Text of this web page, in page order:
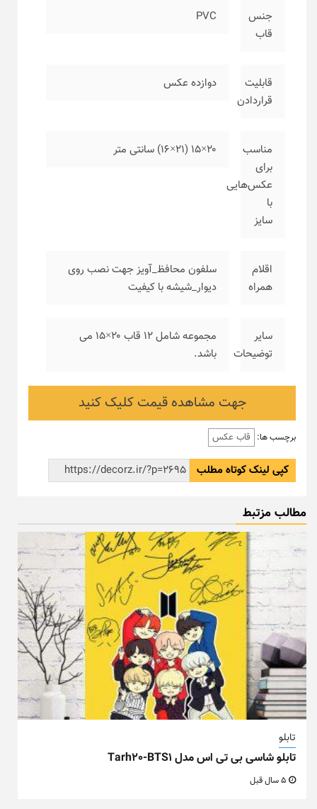
جنس
قاب
PVC
قابلیت
قراردادن
دوازده عکس
مناسب
برای
عکس‌هایی
با
سایز
۲۰×۱۵ (۲۱×۱۶) سانتی متر
اقلام
همراه
سلفون محافظ_آویز جهت نصب روی
دیوار_شیشه با کیفیت
سایر
توضیحات
مجموعه شامل ۱۲ قاب ۲۰×۱۵ می
باشد.
جهت مشاهده قیمت کلیک کنید
برچسب ها: قاب عکس
کپی لینک کوتاه مطلب
مطالب مزتبط
تابلو
تابلو شاسی بی تی اس مدل Tarh20-BTS1